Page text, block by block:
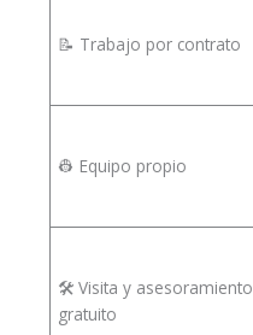
📝 Trabajo por contrato
👷 Equipo propio
🛠️ Visita y asesoramiento
gratuito